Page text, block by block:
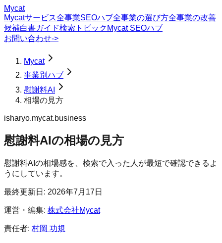
Mycat
Mycatサービス全事業SEOハブ全事業の選び方全事業の改善
候補白書ガイド検索トピック Mycat SEOハブ
お問い合わせ->
Mycat
事業別ハブ
慰謝料AI
相場の見方
isharyo.mycat.business
慰謝料AIの相場の見方
慰謝料AIの相場感を、検索で入った人が最短で確認できるよ
うにしています。
最終更新日: 2026年7月17日
運営・編集: 株式会社Mycat
責任者: 村岡 功規